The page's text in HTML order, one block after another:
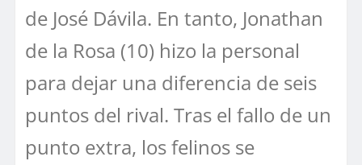
de José Dávila. En tanto, Jonathan
de la Rosa (10) hizo la personal
para dejar una diferencia de seis
puntos del rival. Tras el fallo de un
punto extra, los felinos se